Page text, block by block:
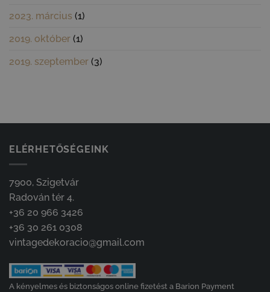
2023. március (1)
2019. október (1)
2019. szeptember (3)
ELÉRHETŐSÉGEINK
7900, Szigetvár
Radován tér 4.
+36 20 966 3426
+36 30 261 0308
vintagedekoracio@gmail.com
A kényelmes és biztonságos online fizetést a Barion Payment